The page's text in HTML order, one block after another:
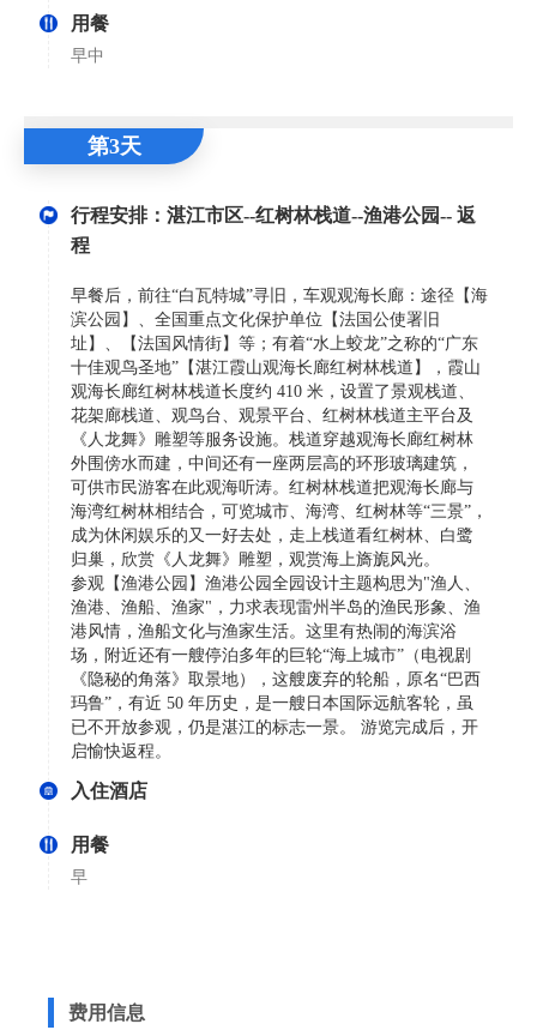
用餐
早中
第3天
行程安排：湛江市区--红树林栈道--渔港公园-- 返
程
早餐后，前往“白瓦特城”寻旧，车观观海长廊：途径【海
滨公园】、全国重点文化保护单位【法国公使署旧
址】、【法国风情街】等；有着“水上蛟龙”之称的“广东
十佳观鸟圣地”【湛江霞山观海长廊红树林栈道】，霞山
观海长廊红树林栈道长度约 410 米，设置了景观栈道、
花架廊栈道、观鸟台、观景平台、红树林栈道主平台及
《人龙舞》雕塑等服务设施。栈道穿越观海长廊红树林
外围傍水而建，中间还有一座两层高的环形玻璃建筑，
可供市民游客在此观海听涛。红树林栈道把观海长廊与
海湾红树林相结合，可览城市、海湾、红树林等“三景”，
成为休闲娱乐的又一好去处，走上栈道看红树林、白鹭
归巢，欣赏《人龙舞》雕塑，观赏海上旖旎风光。
参观【渔港公园】渔港公园全园设计主题构思为"渔人、
渔港、渔船、渔家"，力求表现雷州半岛的渔民形象、渔
港风情，渔船文化与渔家生活。这里有热闹的海滨浴
场，附近还有一艘停泊多年的巨轮“海上城市”（电视剧
《隐秘的角落》取景地），这艘废弃的轮船，原名“巴西
玛鲁”，有近 50 年历史，是一艘日本国际远航客轮，虽
已不开放参观，仍是湛江的标志一景。 游览完成后，开
启愉快返程。
入住酒店
用餐
早
费用信息